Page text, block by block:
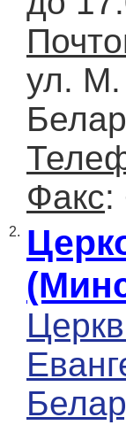
ул. М.
Факс:
2.